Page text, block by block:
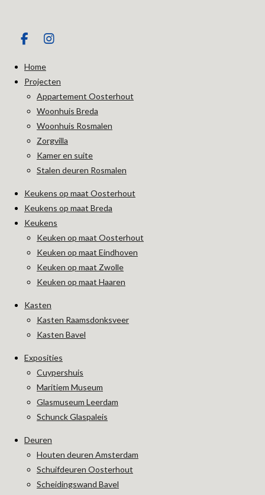
F
c
e
b
o
o
k
I
t
a
g
r
m
Home
Projecten
Appartement Oosterhout
Woonhuis Breda
Woonhuis Rosmalen
Zorgvilla
Kamer en suite
Stalen deuren Rosmalen
Keukens op maat Oosterhout
Keukens op maat Breda
Keukens
Keuken op maat Oosterhout
Keuken op maat Eindhoven
Keuken op maat Zwolle
Keuken op maat Haaren
Kasten
Kasten Raamsdonksveer
Kasten Bavel
Exposities
Cuypershuis
Maritiem Museum
Glasmuseum Leerdam
Schunck Glaspaleis
Deuren
Houten deuren Amsterdam
Schuifdeuren Oosterhout
Scheidingswand Bavel